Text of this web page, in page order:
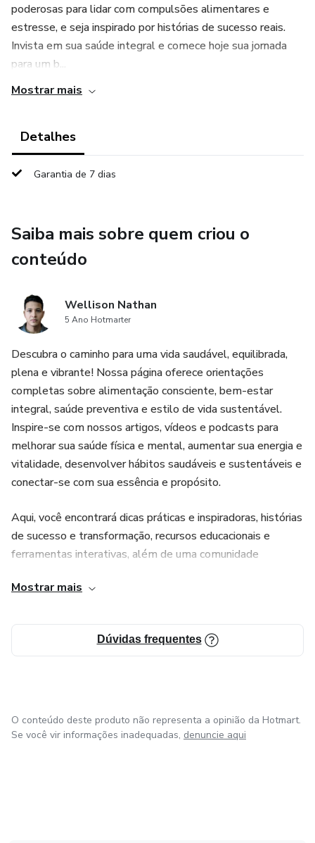
poderosas para lidar com compulsões alimentares e
estresse, e seja inspirado por histórias de sucesso reais.
Invista em sua saúde integral e comece hoje sua jornada
para um b...
Mostrar mais
Detalhes
Garantia de 7 dias
Saiba mais sobre quem criou o
conteúdo
Wellison Nathan
5 Ano Hotmarter
Descubra o caminho para uma vida saudável, equilibrada,
plena e vibrante! Nossa página oferece orientações
completas sobre alimentação consciente, bem-estar
integral, saúde preventiva e estilo de vida sustentável.
Inspire-se com nossos artigos, vídeos e podcasts para
melhorar sua saúde física e mental, aumentar sua energia e
vitalidade, desenvolver hábitos saudáveis e sustentáveis e
conectar-se com sua essência e propósito.
Aqui, você encontrará dicas práticas e inspiradoras, histórias
de sucesso e transformação, recursos educacionais e
ferramentas interativas, além de uma comunidade
hacia uma vida mais saudável, feliz e plena!
Mostrar mais
Dúvidas frequentes
O conteúdo deste produto não representa a opinião da Hotmart.
Se você vir informações inadequadas, denuncie aqui